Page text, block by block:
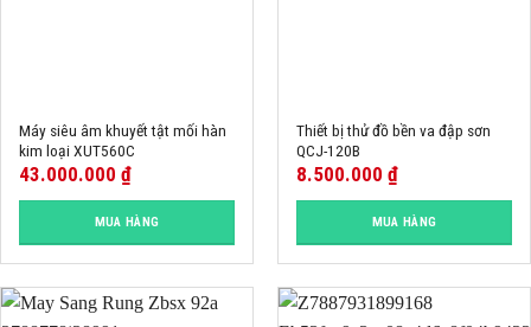
Máy siêu âm khuyết tật mối hàn
kim loại XUT560C
43.000.000 ₫
MUA HÀNG
Thiết bị thử đồ bền va đập sơn
QCJ-120B
8.500.000 ₫
MUA HÀNG